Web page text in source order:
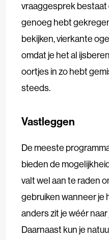
vraaggesprek bestaat
genoeg hebt
bekijken, vierkante
omdat je het al
oortjes in zo hebt
steeds.
Vastleggen
De meeste
bieden de
valt wel aan te raden
gebruiken wanneer je
anders zit je wéér
Daarnaast kun je